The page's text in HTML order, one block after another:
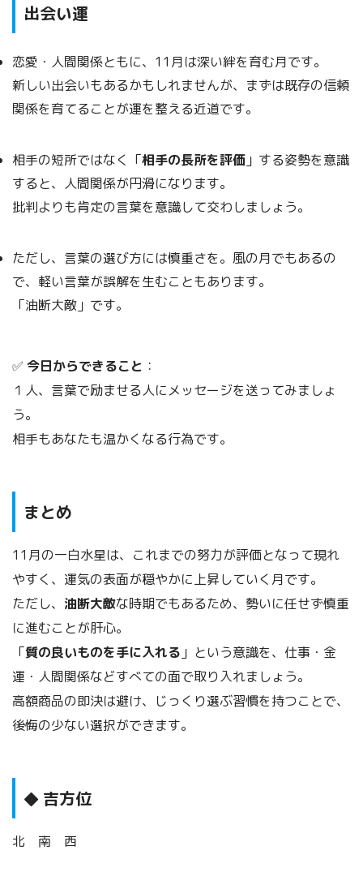
出会い運
恋愛・人間関係ともに、11月は深い絆を育む月です。
新しい出会いもあるかもしれませんが、まずは既存の信頼
関係を育てることが運を整える近道です。
相手の短所ではなく「相手の長所を評価 」する姿勢を意識
すると、人間関係が円滑になります。
批判よりも肯定の言葉を意識して交わしましょう。
ただし、言葉の選び方には慎重さを。風の月でもあるの
で、軽い言葉が誤解を生むこともあります。
「油断大敵」です。
✅ 今日からできること ：
１人、言葉で励ませる人にメッセージを送ってみましょ
う。
相手もあなたも温かくなる行為です。
まとめ
11月の一白水星は、これまでの努力が評価となって現れ
やすく、運気の表面が穏やかに上昇していく月です。
ただし、 油断大敵な時期でもあるため、勢いに任せず慎重
に進むことが肝心。
「質の良いものを手に入れる 」という意識を、仕事・金
運・人間関係などすべての面で取り入れましょう。
高額商品の即決は避け、じっくり選ぶ習慣を持つことで、
後悔の少ない選択ができます。
◆ 吉方位
北 南 西